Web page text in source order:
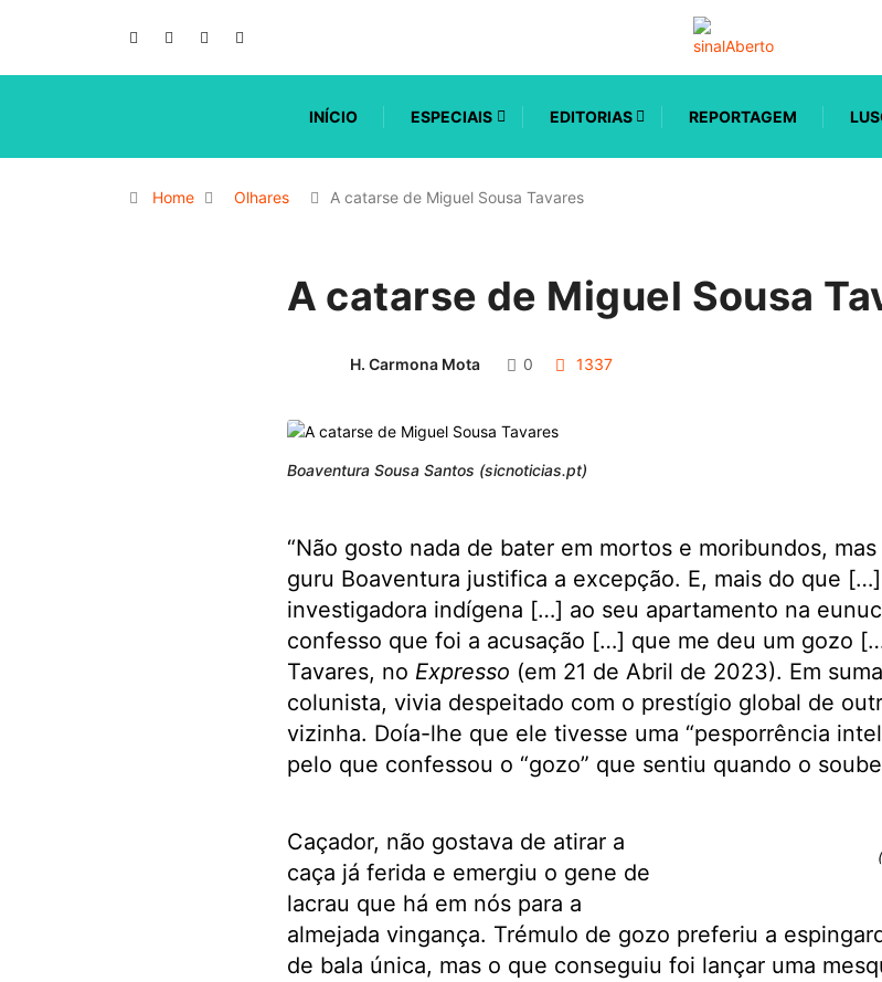
INÍCIO ESPECIAIS EDITORIAS REPORTAGEM
Home Olhares A catarse de Miguel Sousa Tavares
A catarse de Miguel Sousa
H. Carmona Mota 0 1337
Boaventura Sousa Santos (sicnoticias.pt)
“Não gosto nada de bater em mortos e moribundos,
guru Boaventura justifica a excepção. E, mais do que
investigadora indígena […] ao seu apartamento na
confesso que foi a acusação […] que me deu um gozo
Tavares, no Expresso (em 21 de Abril de 2023). Em
colunista, vivia despeitado com o prestígio global de
vizinha. Doía-lhe que ele tivesse uma “pesporrência
pelo que confessou o “gozo” que sentiu quando o
Caçador, não gostava de atirar a
caça já ferida e emergiu o gene de
lacrau que há em nós para a
almejada vingança. Trémulo de gozo preferiu a
de bala única, mas o que conseguiu foi lançar uma